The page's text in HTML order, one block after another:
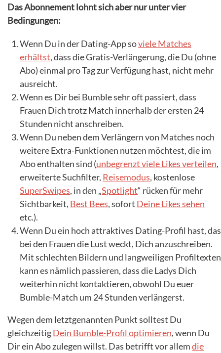
Das Abonnement lohnt sich aber nur unter vier
Bedingungen:
Wenn Du in der Dating-App soviele Matches
erhältst, dass die Gratis-Verlängerung, die Du (ohne
Abo) einmal pro Tag zur Verfügung hast, nicht mehr
ausreicht.
Wenn es Dir bei Bumble sehr oft passiert, dass
Frauen Dich trotz Match innerhalb der ersten 24
Stunden nicht anschreiben.
Wenn Du neben dem Verlängern von Matches noch
weitere Extra-Funktionen nutzen möchtest, die im
Abo enthalten sind (unbegrenzt viele Likes verteilen,
erweiterte Suchfilter, Reisemodus, kostenlose
SuperSwipes, in den „Spotlight“ rücken für mehr
Sichtbarkeit, Best Bees, sofort Deine Likes sehen
etc.).
Wenn Du ein hoch attraktives Dating-Profil hast, das
bei den Frauen die Lust weckt, Dich anzuschreiben.
Mit schlechten Bildern und langweiligen Profiltexten
kann es nämlich passieren, dass die Ladys Dich
weiterhin nicht kontaktieren, obwohl Du euer
Bumble-Match um 24 Stunden verlängerst.
Wegen dem letztgenannten Punkt solltest Du
gleichzeitigDein Bumble-Profil optimieren, wenn Du
Dir ein Abo zulegen willst. Das betrifft vor allemdie